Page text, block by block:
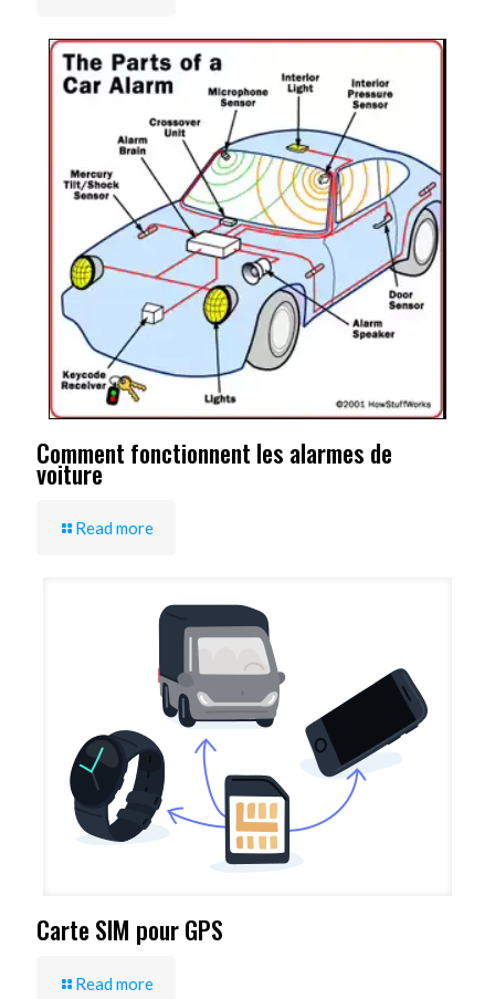
Comment fonctionnent les alarmes de
voiture
Read more
Carte SIM pour GPS
Read more